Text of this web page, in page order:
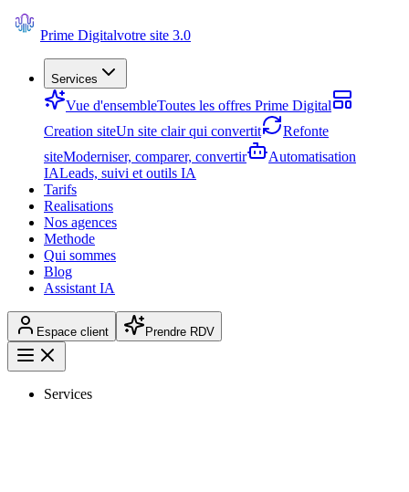
Prime Digitalvotre site 3.0
Services
Vue d'ensembleToutes les offres Prime Digital
Creation siteUn site clair qui convertit
Refonte
siteModerniser, comparer, convertir
Automatisation
IALeads, suivi et outils IA
Tarifs
Realisations
Nos agences
Methode
Qui sommes
Blog
Assistant IA
Espace client Prendre RDV
Services